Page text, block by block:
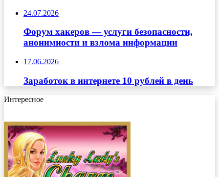
24.07.2026
Форум хакеров — услуги безопасности,
анонимности и взлома информации
17.06.2026
Заработок в интернете 10 рублей в день
Интересное